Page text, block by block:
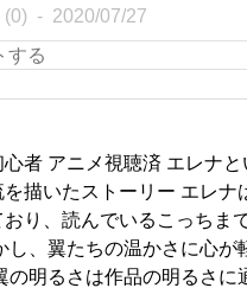
(0) 2020/07/27
者 アニメ視聴済 エレナと
を描いたストーリー エレナ
おり、読んでいるこっちま
し、翼たちの温かさに心が
の明るさは作品の明るさに